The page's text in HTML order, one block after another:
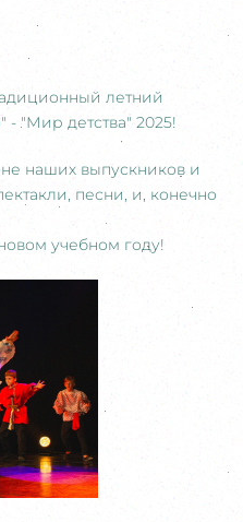
летний
"Мир детства" 2025!
наших выпускников и
песни, и, конечно
учебном году!